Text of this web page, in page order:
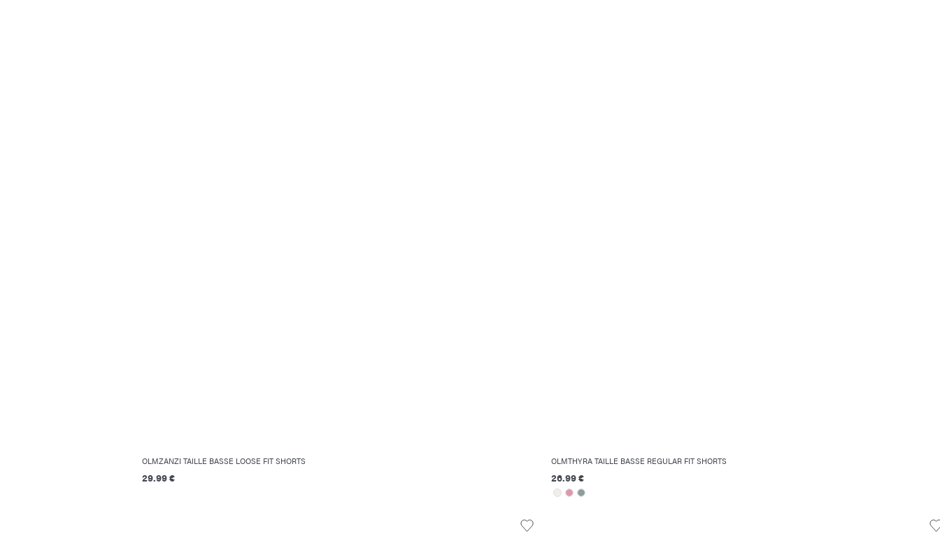
OLMZANZI TAILLE BASSE LOOSE FIT SHORTS
29.99 €
OLMTHYRA TAILLE BASSE REGULAR FIT SHORTS
26.99 €